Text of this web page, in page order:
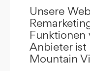
Unsere
Funktionen
Anbieter ist
Mountain